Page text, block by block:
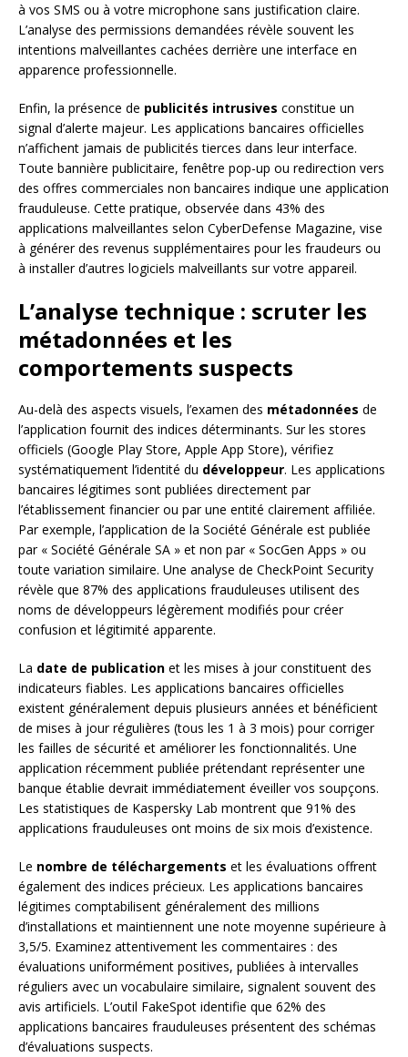
à vos SMS ou à votre microphone sans justification claire.
L’analyse des permissions demandées révèle souvent les
intentions malveillantes cachées derrière une interface en
apparence professionnelle.
Enfin, la présence de publicités intrusives constitue un
signal d’alerte majeur. Les applications bancaires officielles
n’affichent jamais de publicités tierces dans leur interface.
Toute bannière publicitaire, fenêtre pop-up ou redirection vers
des offres commerciales non bancaires indique une application
frauduleuse. Cette pratique, observée dans 43% des
applications malveillantes selon CyberDefense Magazine, vise
à générer des revenus supplémentaires pour les fraudeurs ou
à installer d’autres logiciels malveillants sur votre appareil.
L’analyse technique : scruter les
métadonnées et les
comportements suspects
Au-delà des aspects visuels, l’examen des métadonnées de
l’application fournit des indices déterminants. Sur les stores
officiels (Google Play Store, Apple App Store), vérifiez
systématiquement l’identité du développeur. Les applications
bancaires légitimes sont publiées directement par
l’établissement financier ou par une entité clairement affiliée.
Par exemple, l’application de la Société Générale est publiée
par « Société Générale SA » et non par « SocGen Apps » ou
toute variation similaire. Une analyse de CheckPoint Security
révèle que 87% des applications frauduleuses utilisent des
noms de développeurs légèrement modifiés pour créer
confusion et légitimité apparente.
La date de publication et les mises à jour constituent des
indicateurs fiables. Les applications bancaires officielles
existent généralement depuis plusieurs années et bénéficient
de mises à jour régulières (tous les 1 à 3 mois) pour corriger
les failles de sécurité et améliorer les fonctionnalités. Une
application récemment publiée prétendant représenter une
banque établie devrait immédiatement éveiller vos soupçons.
Les statistiques de Kaspersky Lab montrent que 91% des
applications frauduleuses ont moins de six mois d’existence.
Le nombre de téléchargements et les évaluations offrent
également des indices précieux. Les applications bancaires
légitimes comptabilisent généralement des millions
d’installations et maintiennent une note moyenne supérieure à
3,5/5. Examinez attentivement les commentaires : des
évaluations uniformément positives, publiées à intervalles
réguliers avec un vocabulaire similaire, signalent souvent des
avis artificiels. L’outil FakeSpot identifie que 62% des
applications bancaires frauduleuses présentent des schémas
d’évaluations suspects.